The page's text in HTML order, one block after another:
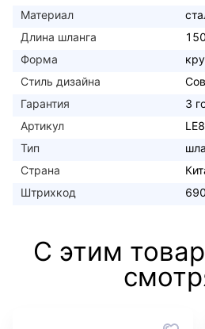
Материал
Длина шланга
Форма
Стиль дизайна
Гарантия
3
Артикул
Тип
Страна
Штрихкод
С этим